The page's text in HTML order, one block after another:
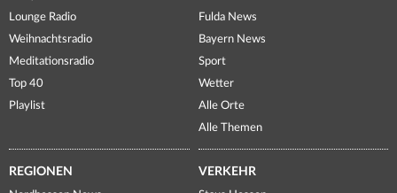
Lounge Radio
Weihnachtsradio
Meditationsradio
Top 40
Playlist
Fulda News
Bayern News
Sport
Wetter
Alle Orte
Alle Themen
REGIONEN VERKEHR